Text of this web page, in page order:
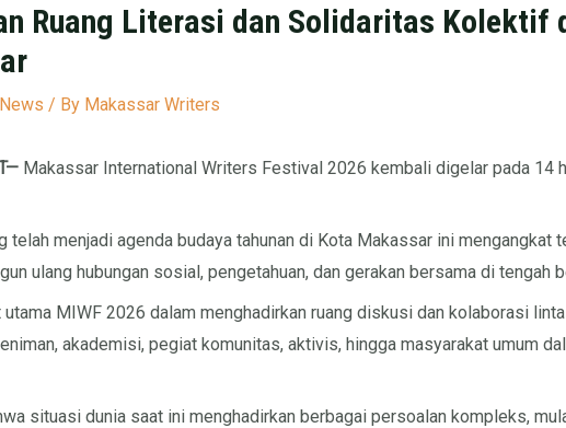
Ruang Literasi dan Solidaritas Kolektif
News / By Makassar Writers
Makassar International Writers Festival 2026 kembali digelar pada 14
menjadi agenda budaya tahunan di Kota Makassar ini mengangkat
ulang hubungan sosial, pengetahuan, dan gerakan bersama di tengah
MIWF 2026 dalam menghadirkan ruang diskusi dan kolaborasi
akademisi, pegiat komunitas, aktivis, hingga masyarakat umum
situasi dunia saat ini menghadirkan berbagai persoalan kompleks,